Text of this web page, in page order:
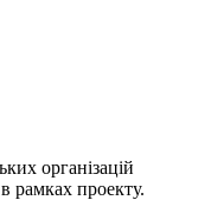
організацій
рамках проекту.